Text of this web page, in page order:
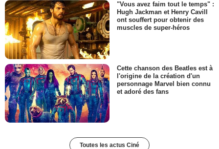
"Vous avez faim tout le temps" :
Hugh Jackman et Henry Cavill
ont souffert pour obtenir des
muscles de super-héros
Cette chanson des Beatles est à
l'origine de la création d'un
personnage Marvel bien connu
et adoré des fans
Toutes les actus Ciné